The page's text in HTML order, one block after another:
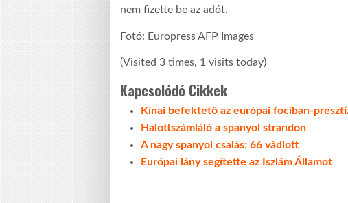
nem fizette be az adót.
Fotó: Europress AFP Images
(Visited 3 times, 1 visits today)
Kapcsolódó Cikkek
Kínai befektető az európai fociban-
Halottszámláló a spanyol strandon
A nagy spanyol csalás: 66 vádlott
Európai lány segítette az Iszlám Államot